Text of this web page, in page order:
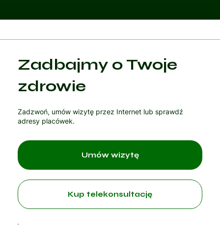
Zadbajmy o Twoje
zdrowie
Zadzwoń, umów wizytę przez Internet lub sprawdź
adresy placówek.
Kup telekonsultację
Umów wizytę